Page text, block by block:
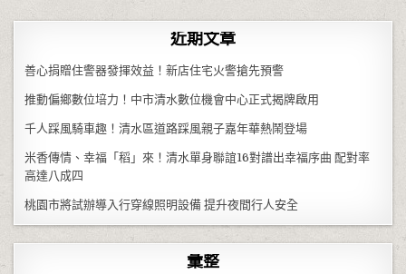
近期文章
善心捐贈住警器發揮效益！新店住宅火警搶先預警
推動偏鄉數位培力！中市清水數位機會中心正式揭牌啟用
千人踩風騎車趣！清水區道路踩風親子嘉年華熱鬧登場
米香傳情、幸福「稻」來！清水單身聯誼16對譜出幸福序曲 配對率
高達八成四
桃園市將試辦導入行穿線照明設備 提升夜間行人安全
彙整